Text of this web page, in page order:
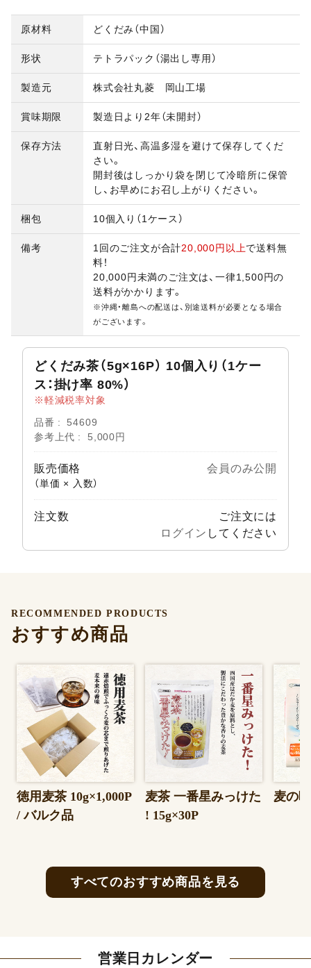
原材料 どくだみ（中国）
形状 テトラパック（湯出し専用）
製造元 株式会社丸菱 岡山工場
賞味期限 製造日より2年（未開封）
保存方法
直射日光、高温多湿を避けて保存してくだ
さい。
開封後はしっかり袋を閉じて冷暗所に保管
し、お早めにお召し上がりください。
梱包 10個入り（1ケース）
備考 1回のご注文が合計20,000円以上で送料無
料！
20,000円未満のご注文は、一律1,500円の
送料がかかります。
※沖縄・離島への配送は、別途送料が必要となる場合
がございます。
どくだみ茶（5g×16P） 10個入り（1ケー
ス：掛け率 80%）
軽減税率対象
品番
54609
参考上代
5,000円
販売価格
（単価 × 入数）
会員のみ公開
注文数
ご注文には
ログイン してください
おすすめ商品
RECOMMENDED PRODUCTS
徳用麦茶 10g×1,000P
/ バルク品
麦茶 一番星みっけた
! 15g×30P
麦の
すべてのおすすめ商品を見る
営業日カレンダー